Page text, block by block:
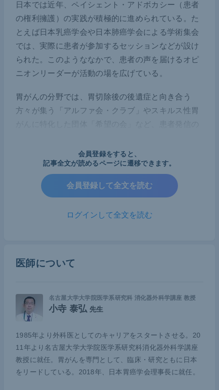
日本では近年、ペイシェント・アドボカシー（患者
の権利擁護）の実践が積極的に進められている。た
とえば日本乳癌学会や日本肺癌学会による学術集会
では、実際に患者が参加するセッションなどが設け
られた。このようななかで、患者の声を届けるオピ
ニオンリーダーが活動の場を広げている。
胃がんの分野では、胃切除後の後遺症と向き合う
方々が集う「アルファ会・クラブ」やスキルス性胃
シェント・アドボカシーを進めることは急務と捉え
ている。そのなかで、学会ホームページに患者団体
へのリンクを掲載することや、総会などで患者が参
加するセッションやシンポジウムを開催することを
会および米国の患者団体とコラボレーションし、シ
ライフスタイルや価値観に合った選択をすることは
報にたどり着くかという点でも、課題は山積してい
る。そのようななか、医療界全体でペイシェント・
ている。胃がん領域でもその実戦に向けて連携を深
め、具体的な方策を進めていく所存だ。
会員登録をすると、
記事全文が読めるページに遷移できます。
会員登録して全文を読む
ログインして全文を読む
医師について
名古屋大学大学院医学系研究科 消化器外科学講座 教授
小寺 泰弘 先生
1985年より外科医としてのキャリアをスタートさせる。20
11年より名古屋大学大学院医学系研究科消化器外科学講座
教授に就任。胃がんを専門として、臨床・研究ともに日本
をリードしている。2018年、日本胃癌学会理事長に就任。